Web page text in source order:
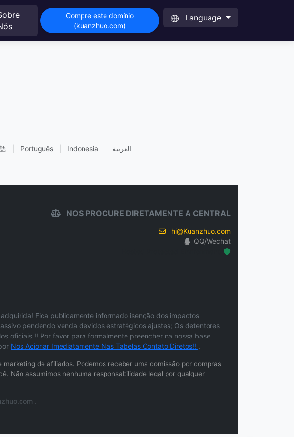
Compre este domínio
(kuanzhuo.com)
Language
Português Indonesia العربية
NOS PROCURE DIRETAMENTE A CENTRAL
hi@Kuanzhuo.com
QQ/Wechat
Fica publicamente informado isenção dos impactos
pendendo venda devidos estratégicos ajustes; Os detentores
oficiais !! Por favor para formalmente preencher na nossa base
Nos Acionar Imediatamente Nas Tabelas Contato Diretos!! .
de afiliados. Podemos receber uma comissão por compras
Não assumimos nenhuma responsabilidade legal por qualquer
.